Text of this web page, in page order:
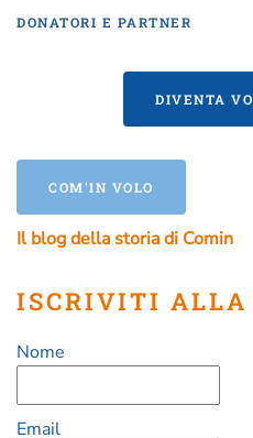
DONATORI E PARTNER
DIVENTA
COM'IN VOLO
Il blog della storia di Comin
ISCRIVITI
Nome
Email